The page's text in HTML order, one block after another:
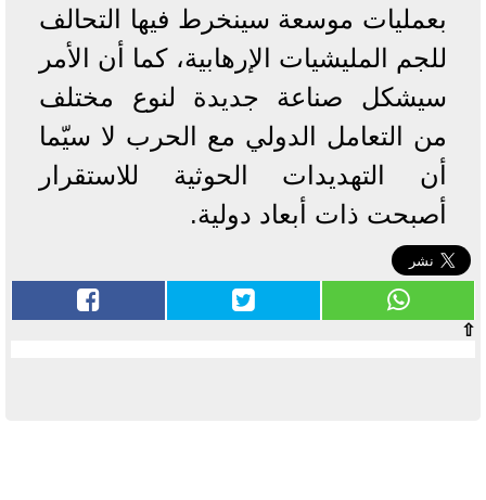
بعمليات موسعة سينخرط فيها التحالف
للجم المليشيات الإرهابية، كما أن الأمر
سيشكل صناعة جديدة لنوع مختلف
من التعامل الدولي مع الحرب لا سيّما
أن التهديدات الحوثية للاستقرار
أصبحت ذات أبعاد دولية.
⇧